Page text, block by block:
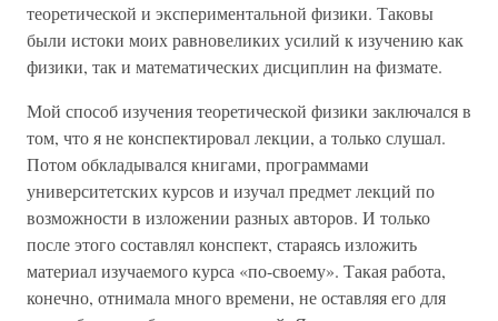
теоретической и экспериментальной физики. Таковы
были истоки моих равновеликих усилий к изучению как
физики, так и математических дисциплин на физмате.
Мой способ изучения теоретической физики заключался в
том, что я не конспектировал лекции, а только слушал.
Потом обкладывался книгами, программами
университетских курсов и изучал предмет лекций по
возможности в изложении разных авторов. И только
после этого составлял конспект, стараясь изложить
материал изучаемого курса «по-своему». Такая работа,
конечно, отнимала много времени, не оставляя его для